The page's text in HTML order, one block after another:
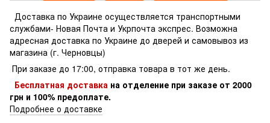
Доставка по Украине осуществляется транспортными
службами- Новая Почта и Укрпочта экспрес. Возможна
адресная доставка по Украине до дверей и самовывоз из
магазина (г. Черновцы)
При заказе до 17:00, отправка товара в тот же день.
Бесплатная доставка на отделение при заказе от 2000
грн и 100% предоплате.
Подробнее о доставке